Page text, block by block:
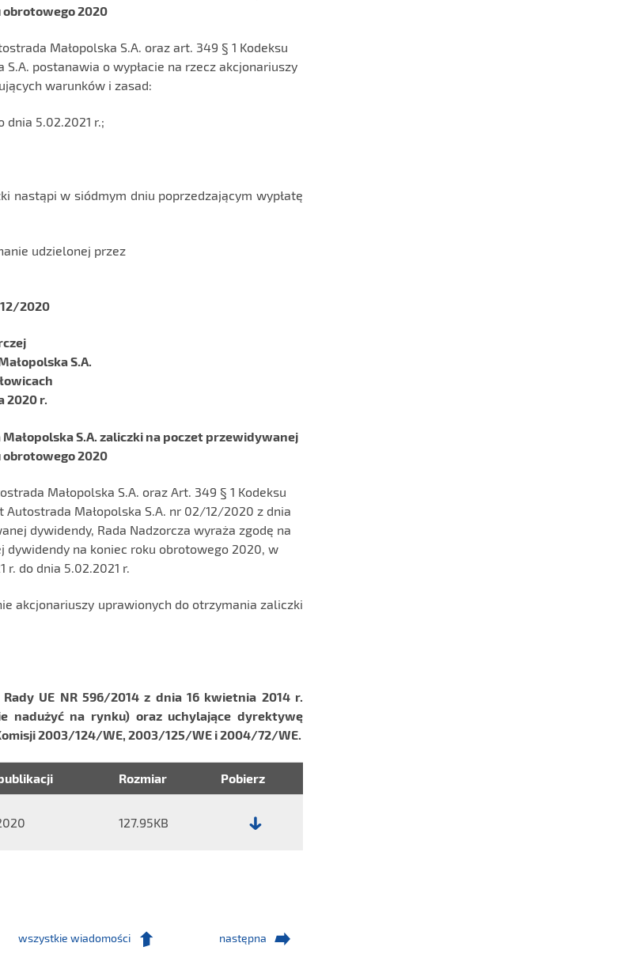
2020
Małopolska S.A. oraz art. 349 § 1 Kodeksu
postanawia o wypłacie na rzecz akcjonariuszy
warunków i zasad:
dnia 5.02.2021 r.;
nastąpi w siódmym dniu poprzedzającym wypłatę
udzielonej przez
2020
S.A.
2020 r.
S.A. zaliczki na poczet przewidywanej
2020
Małopolska S.A. oraz Art. 349 § 1 Kodeksu
Małopolska S.A. nr 02/12/2020 z dnia
dywidendy, Rada Nadzorcza wyraża zgodę na
dywidendy na koniec roku obrotowego 2020, w
r. do dnia 5.02.2021 r.
akcjonariuszy uprawionych do otrzymania zaliczki
UE NR 596/2014 z dnia 16 kwietnia 2014 r.
nadużyć na rynku) oraz uchylające dyrektywę
2003/124/WE, 2003/125/WE i 2004/72/WE.
Rozmiar Pobierz
127.95KB
wszystkie wiadomości następna